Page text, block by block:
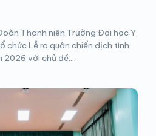
Thanh niên Trường Đại học Y
chức Lễ ra quân chiến dịch tình
2026 với chủ đề:...